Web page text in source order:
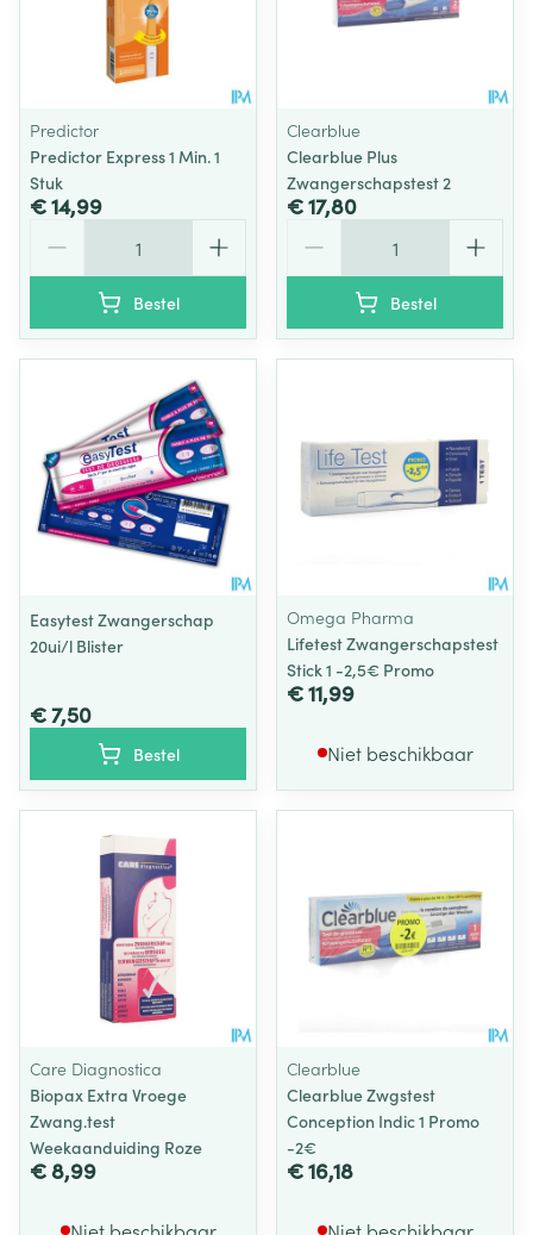
Predictor
Predictor Express 1 Min. 1
Stuk
€ 14,99
Bestel
Clearblue
Clearblue Plus
Zwangerschapstest 2
€ 17,80
Bestel
Easytest Zwangerschap
20ui/l Blister
€ 7,50
Bestel
Omega Pharma
Lifetest Zwangerschapstest
Stick 1 -2,5€ Promo
€ 11,99
Niet beschikbaar
Care Diagnostica
Biopax Extra Vroege
Zwang.test
Weekaanduiding Roze
€ 8,99
Clearblue
Clearblue Zwgstest
Conception Indic 1 Promo
-2€
€ 16,18